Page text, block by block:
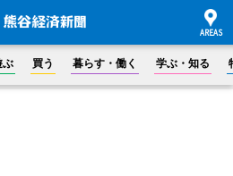
ぶ 買う 暮らす・働く 学ぶ・知る